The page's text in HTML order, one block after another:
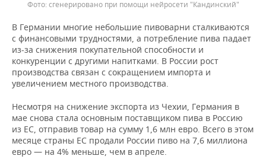
сгенерировано при помощи нейросети "Кандинский"
В Германии многие небольшие пивоварни сталкиваются
с финансовыми трудностями, а потребление пива падает
из-за снижения покупательной способности и
конкуренции с другими напитками. В России рост
производства связан с сокращением импорта и
увеличением местного производства.
Несмотря на снижение экспорта из Чехии, Германия в
мае снова стала основным поставщиком пива в Россию
из ЕС, отправив товар на сумму 1,6 млн евро. Всего в этом
месяце страны ЕС продали России пиво на 7,6 миллиона
евро — на 4% меньше, чем в апреле.